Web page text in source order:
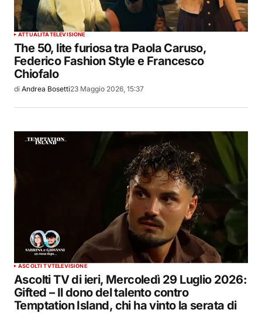
ATTUALITÀTELEVISIONE
The 50, lite furiosa tra Paola Caruso,
Federico Fashion Style e Francesco
Chiofalo
di Andrea Bosetti23 Maggio 2026, 15:37
ASCOLTI TVTELEVISIONE
Ascolti TV di ieri, Mercoledì 29 Luglio 2026:
Gifted – Il dono del talento contro
Temptation Island, chi ha vinto la serata di